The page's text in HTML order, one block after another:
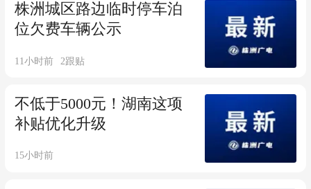
株洲城区路边临时停车泊
位欠费车辆公示
11小时前 2跟贴
不低于5000元！湖南这项
补贴优化升级
15小时前